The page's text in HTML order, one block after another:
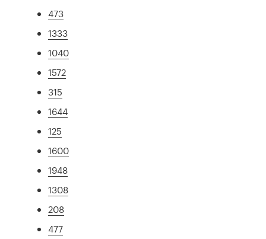
473
1333
1040
1572
315
1644
125
1600
1948
1308
208
477